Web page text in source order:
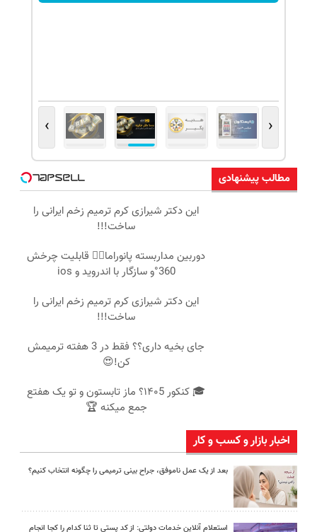
‹
›
مطالب پیشنهادی
این دکتر شیرازی کرم ترمیم زخم ایرانی را
ساخت!!!
دوربین مداربسته پانوراما👈🏻 قابلیت چرخش
360°و سازگار با اندروید و ios
این دکتر شیرازی کرم ترمیم زخم ایرانی را
ساخت!!!
جای بخیه داری؟؟ فقط در 3 هفته ترمیمش
کن!😍
🎓 کنکور ۱۴۰5؟ ماز تابستون و تو یک هفتع
جمع میکنه 🏆
اخبار بازار و کسب و کار
بعد از یک عمل ناموفق، جراح بینی ترمیمی را چگونه انتخاب کنیم؟
استعلام آنلاین خدمات دولتی: از کد پستی تا ثنا کدام را کجا انجام